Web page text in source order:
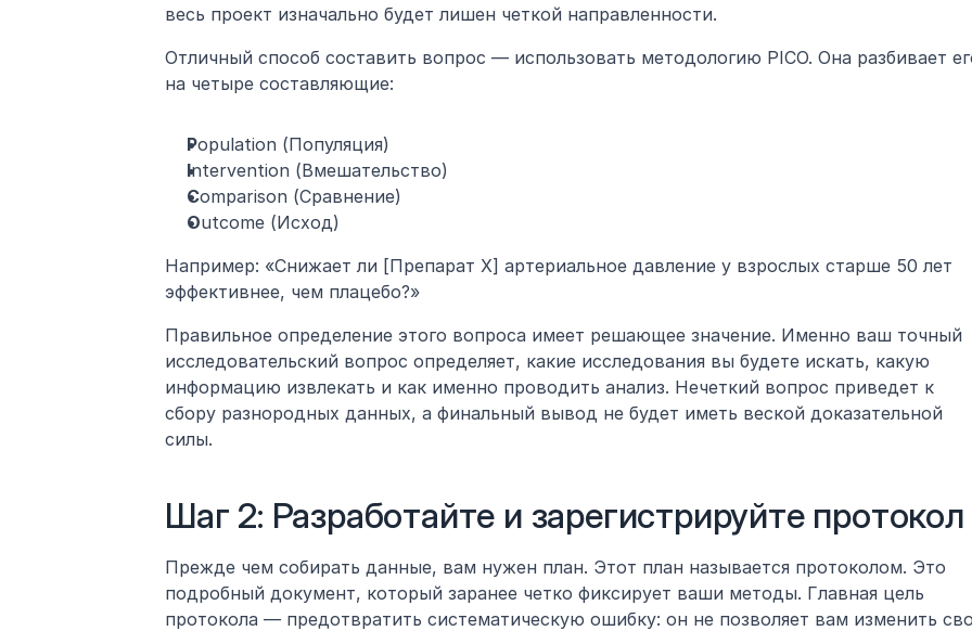
весь проект изначально будет лишен четкой направленности.
Отличный способ составить вопрос — использовать методологию PICO. Она разбивает
на четыре составляющие:
Population (Популяция)
Intervention (Вмешательство)
Comparison (Сравнение)
Outcome (Исход)
Например: «Снижает ли [Препарат X] артериальное давление у взрослых старше 50 лет
эффективнее, чем плацебо?»
Правильное определение этого вопроса имеет решающее значение. Именно ваш точный
исследовательский вопрос определяет, какие исследования вы будете искать, какую
информацию извлекать и как именно проводить анализ. Нечеткий вопрос приведет к
сбору разнородных данных, а финальный вывод не будет иметь веской доказательной
силы.
Шаг 2: Разработайте и зарегистрируйте протокол
Прежде чем собирать данные, вам нужен план. Этот план называется протоколом. Это
подробный документ, который заранее четко фиксирует ваши методы. Главная цель
протокола — предотвратить систематическую ошибку: он не позволяет вам изменить